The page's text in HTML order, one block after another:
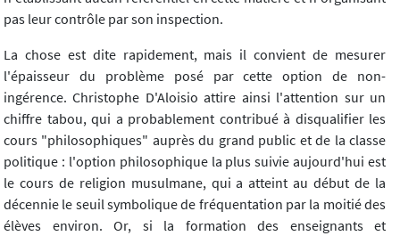
pas leur contrôle par son inspection.
La chose est dite rapidement, mais il convient de mesurer
l'épaisseur du problème posé par cette option de non-
ingérence. Christophe D'Aloisio attire ainsi l'attention sur un
chiffre tabou, qui a probablement contribué à disqualifier les
cours "philosophiques" auprès du grand public et de la classe
politique : l'option philosophique la plus suivie aujourd'hui est
le cours de religion musulmane, qui a atteint au début de la
décennie le seuil symbolique de fréquentation par la moitié des
élèves environ. Or, si la formation des enseignants et